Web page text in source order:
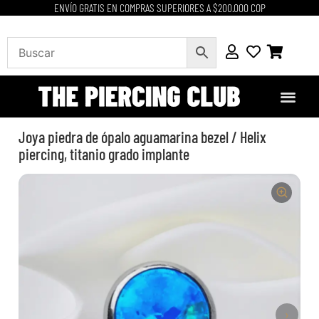
ENVÍO GRATIS EN COMPRAS SUPERIORES A $200.000 COP
Joya piedra de ópalo aguamarina bezel / Helix
piercing, titanio grado implante
›